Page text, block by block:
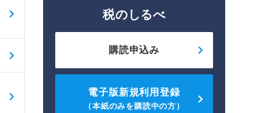
税のしるべ
購読申込み
電子版新規利用登録
（本紙のみを購読中の方）